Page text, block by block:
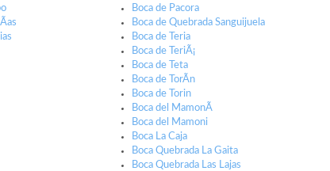
Boca de Pacora
Boca de Quebrada Sanguijuela
Boca de Teria
Boca de TeriÃ¡
Boca de Teta
Boca de TorÃ­n
Boca de Torin
Boca del MamonÃ­
Boca del Mamoni
Boca La Caja
Boca Quebrada La Gaita
Boca Quebrada Las Lajas